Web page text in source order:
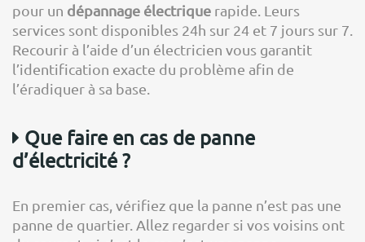
pour un dépannage électrique rapide. Leurs
services sont disponibles 24h sur 24 et 7 jours sur 7.
Recourir à l’aide d’un électricien vous garantit
l’identification exacte du problème afin de
l’éradiquer à sa base.
Que faire en cas de panne
d’électricité ?
En premier cas, vérifiez que la panne n’est pas une
panne de quartier. Allez regarder si vos voisins ont